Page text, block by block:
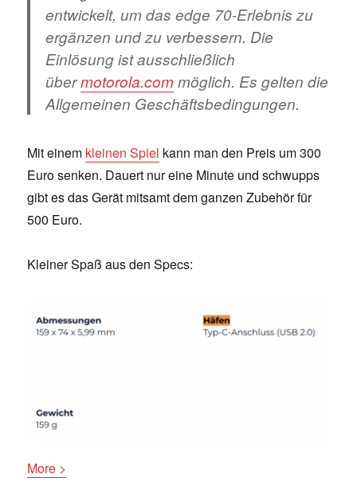
entwickelt, um das edge 70-Erlebnis zu
ergänzen und zu verbessern. Die
Einlösung ist ausschließlich
übermotorola.commöglich. Es gelten die
Allgemeinen Geschäftsbedingungen.
Mit einem kleinen Spiel kann man den Preis um 300
Euro senken. Dauert nur eine Minute und schwupps
gibt es das Gerät mitsamt dem ganzen Zubehör für
500 Euro.
Kleiner Spaß aus den Specs:
More >